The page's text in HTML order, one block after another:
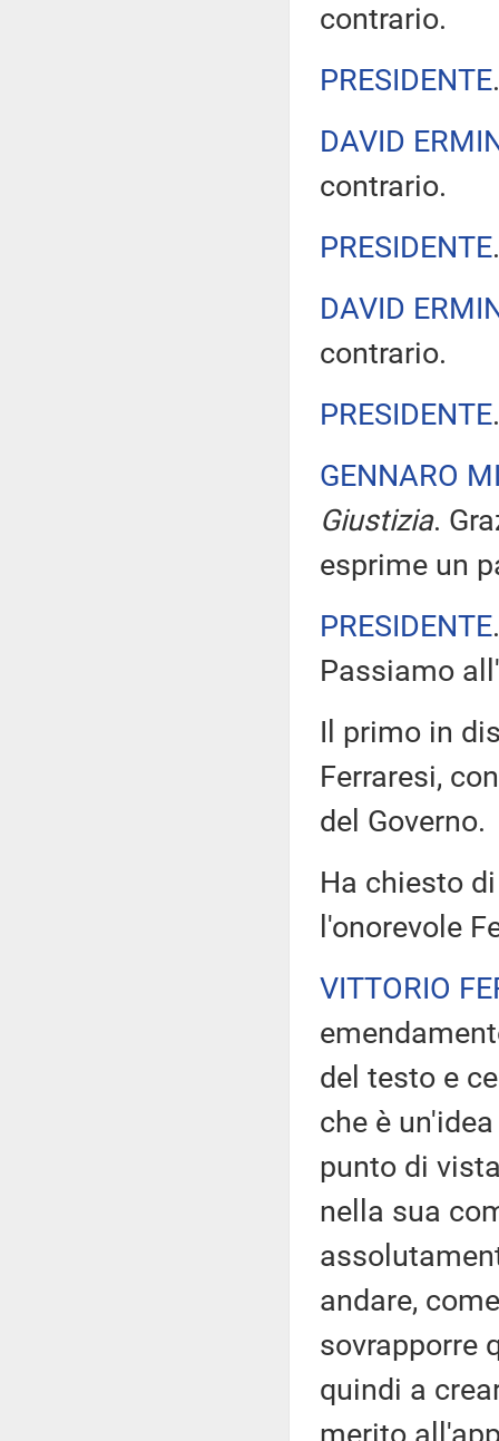
contrario.
PRESIDENTE
DAVID
contrario.
PRESIDENTE
DAVID
contrario.
PRESIDENTE
GENNARO
Giustizia.
esprime un
PRESIDENTE
Passiamo
Il primo in
Ferraresi,
del Governo.
Ha chiesto
l'onorevole
VITTORIO
del testo e
che è
punto di
nella sua
andare,
sovrapporre
quindi a